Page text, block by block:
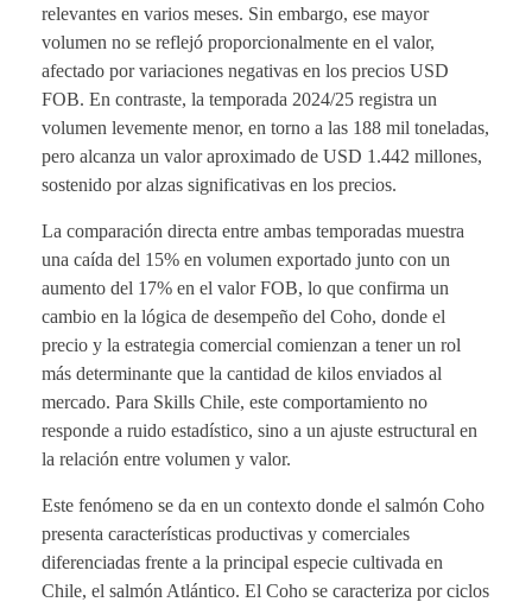
relevantes en varios meses. Sin embargo, ese mayor
volumen no se reflejó proporcionalmente en el valor,
afectado por variaciones negativas en los precios USD
FOB. En contraste, la temporada 2024/25 registra un
volumen levemente menor, en torno a las 188 mil toneladas,
pero alcanza un valor aproximado de USD 1.442 millones,
sostenido por alzas significativas en los precios.
La comparación directa entre ambas temporadas muestra
una caída del 15% en volumen exportado junto con un
aumento del 17% en el valor FOB, lo que confirma un
cambio en la lógica de desempeño del Coho, donde el
precio y la estrategia comercial comienzan a tener un rol
más determinante que la cantidad de kilos enviados al
mercado. Para Skills Chile, este comportamiento no
responde a ruido estadístico, sino a un ajuste estructural en
la relación entre volumen y valor.
Este fenómeno se da en un contexto donde el salmón Coho
presenta características productivas y comerciales
diferenciadas frente a la principal especie cultivada en
Chile, el salmón Atlántico. El Coho se caracteriza por ciclos